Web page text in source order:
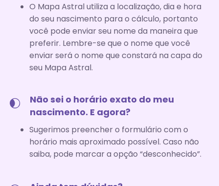
O Mapa Astral utiliza a localização, dia e hora
do seu nascimento para o cálculo, portanto
você pode enviar seu nome da maneira que
preferir. Lembre-se que o nome que você
enviar será o nome que constará na capa do
seu Mapa Astral.
Não sei o horário exato do meu
nascimento. E agora?
Sugerimos preencher o formulário com o
horário mais aproximado possível. Caso não
saiba, pode marcar a opção “desconhecido”.